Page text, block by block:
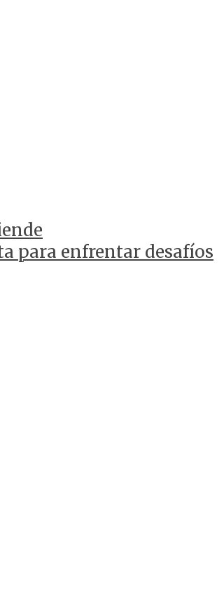
para enfrentar desafíos